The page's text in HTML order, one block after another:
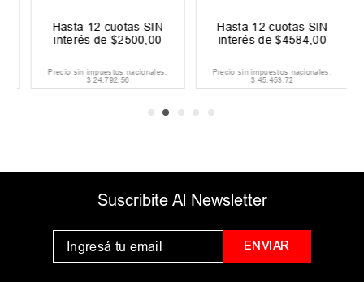
Hasta12cuotas SIN
interés de$ 2500,00
Precio sin impuestos nacionales:
24.792,56
Hasta12cuotas SIN
interés de$4584,00
Precio sin impuestos nacionales:
45.453,72
Suscribite Al Newsletter
ENVIAR